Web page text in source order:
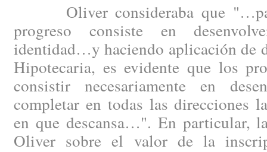
Oliver consideraba que
progreso consiste en
identidad…y haciendo aplicación de
Hipotecaria, es evidente que los
consistir necesariamente en
completar en todas las direcciones
en que descansa…". En particular,
Oliver sobre el valor de la